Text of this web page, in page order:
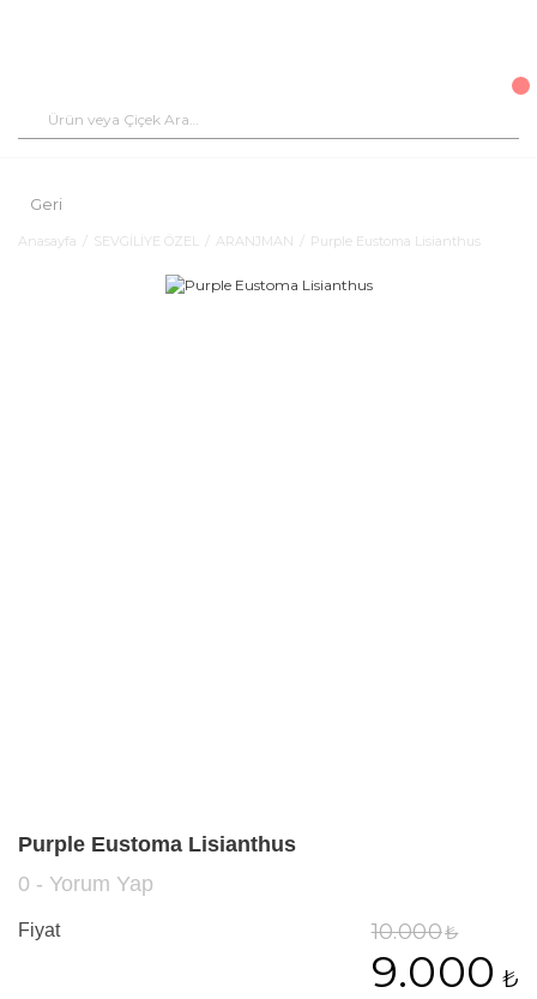
Geri
Anasayfa SEVGİLİYE ÖZEL ARANJMAN Purple Eustoma Lisianthus
Purple Eustoma Lisianthus
0 - Yorum Yap
Fiyat 10.000₺
9.000 ₺